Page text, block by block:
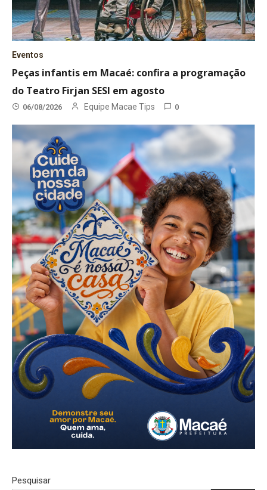
Eventos
Peças infantis em Macaé: confira a programação
do Teatro Firjan SESI em agosto
06/08/2026 Equipe Macae Tips 0
Pesquisar